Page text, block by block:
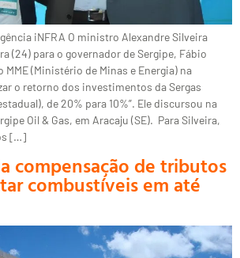
iNFRA O ministro Alexandre Silveira
(24) para o governador de Sergipe, Fábio
(Ministério de Minas e Energia) na
o retorno dos investimentos da Sergas
de 20% para 10%”. Ele discursou na
Oil & Gas, em Aracaju (SE). Para Silveira,
[…]
compensação de tributos
combustíveis em até